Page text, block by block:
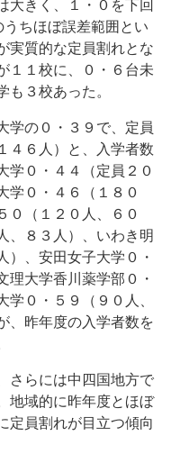
きく、１・０を下回
うちほぼ誤差範囲とい
実質的な定員割れとな
１１校に、０・６台未
も３校あった。
学の０・３９で、定員
４６人）と、入学者数
学０・４４（定員２０
学０・４６（１８０
０（１２０人、６０
、８３人）、いわき明
）、安田女子大学０・
理大学香川薬学部０・
学０・５９（９０人、
、昨年度の入学者数を
さらには中四国地方で
地域的に昨年度とほぼ
定員割れが目立つ傾向